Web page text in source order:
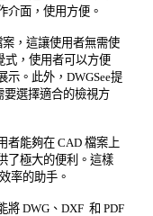
介面，使用方便。
案，這讓使用者無需使
式，使用者可以方便
。此外，DWGSee提
要選擇適合的檢視方
者能夠在 CAD 檔案上
了極大的便利。這樣
率的助手。
DWG、DXF  和 PDF